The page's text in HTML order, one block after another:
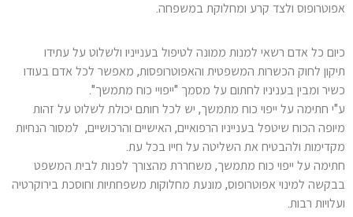
אפוטרופוס ולצד קרע ומחלוקת במשפחה.
כיום כל אדם רשאי למנות ממונה לטיפול בענייניו ולשלוט על עתידו
תיקון לחוק הכשרות המשפטית והאפוטרופסות, מאפשר לכל אדם בעודו
כשיר ומבין בעניניו לחתום על מסמך "ייפויי כוח מתמשך".
ע"י חתימה על ייפוי כוח מתמשך, יש לכל חותם יכולת לשלוט על זהות
מיופה הכוח שיטפל בענייניו הרפואיים, האישיים והרכושיים, למסור הנחיות
מקדימות ולהבטיח את השליטה על חייו בכל עת.
חתימה על ייפוי כוח מתמשך, משחררת מהצורך לפנות לבית המשפט
בבקשה למינוי אפוטרופוס, מונעת מחלוקות משפחתיות וחוסכת בירוקרטיה
ועלויות רבות.